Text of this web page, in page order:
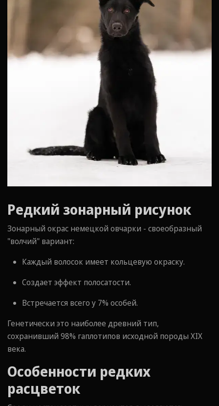
Редкий зонарный рисунок
Зонарный окрас немецкой овчарки - своеобразный
"волчий" вариант:
Каждый волосок имеет кольцевую окраску.
Создает эффект полосатости.
Встречается всего у 7% особей.
Генетически это наиболее древний тип,
сохранивший 98% гаплотипов исходной породы XIX
века.
Особенности редких
расцветок